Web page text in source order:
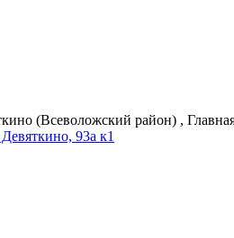
(Всеволожский район) ,
93а к1